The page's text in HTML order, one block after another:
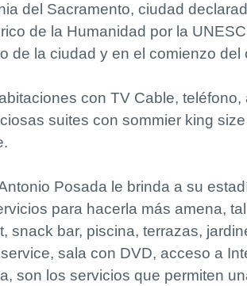
del Sacramento, ciudad
de la Humanidad por la
de la ciudad y en el comienzo
con TV Cable,
suites con sommier king
Posada le brinda a su
para hacerla más amena,
snack bar, piscina, terrazas,
sala con DVD, acceso a
son los servicios que permiten